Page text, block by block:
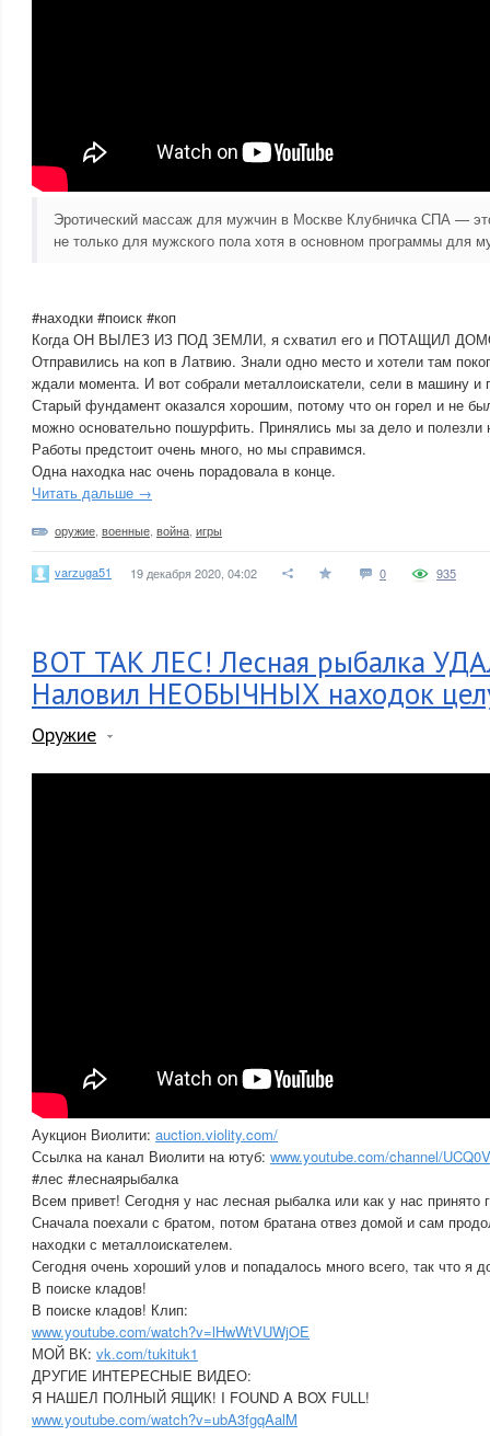
Эротический массаж для мужчин в Москве Клубничка СПА —
не только для мужского пола хотя в основном программы для
#находки #поиск #коп
Когда ОН ВЫЛЕЗ ИЗ ПОД ЗЕМЛИ, я схватил его и ПОТАЩИЛ
Отправились на коп в Латвию. Знали одно место и хотели там
ждали момента. И вот собрали металлоискатели, сели в машину и
Старый фундамент оказался хорошим, потому что он горел и не
можно основательно пошурфить. Принялись мы за дело и полезли
Работы предстоит очень много, но мы справимся.
Одна находка нас очень порадовала в конце.
Читать дальше →
оружие военные война игры
varzuga51 19 декабря 2020, 04:02 0 935
ВОТ ТАК ЛЕС! Лесная рыбалка
Наловил НЕОБЫЧНЫХ находок
Оружие
Аукцион Виолити: auction.violity.com/
Ссылка на канал Виолити на ютуб: www.youtube.com/channel/
#лес #леснаярыбалка
Всем привет! Сегодня у нас лесная рыбалка или как у нас принято
Сначала поехали с братом, потом братана отвез домой и сам
находки с металлоискателем.
Сегодня очень хороший улов и попадалось много всего, так что я
В поиске кладов!
В поиске кладов! Клип:
www.youtube.com/watch?v=lHwWtVUWjOE
МОЙ ВК: vk.com/tukituk1
ДРУГИЕ ИНТЕРЕСНЫЕ ВИДЕО:
Я НАШЕЛ ПОЛНЫЙ ЯЩИК! I FOUND A BOX FULL!
www.youtube.com/watch?v=ubA3fgqAalM